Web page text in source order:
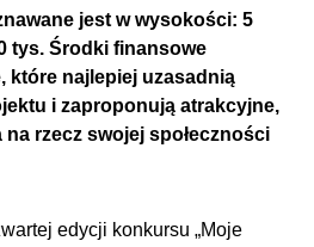
jest w wysokości: 5
tys. Środki finansowe
które najlepiej uzasadnią
i zaproponują atrakcyjne,
na rzecz swojej społeczności
edycji konkursu „Moje